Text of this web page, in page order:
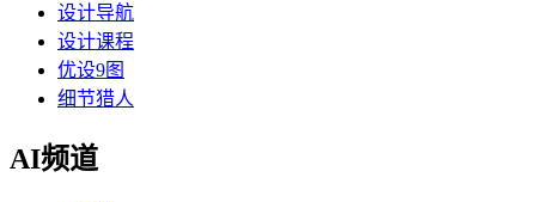
设计导航
设计课程
优设9图
细节猎人
AI频道